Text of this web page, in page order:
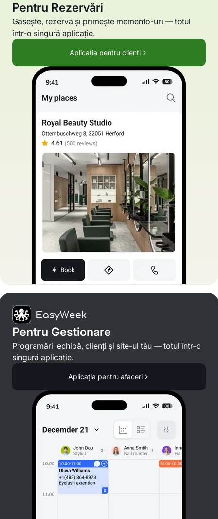
Pentru Rezervări
Găsește, rezervă și primește memento-uri — totul
într-o singură aplicație.
Aplicația pentru clienți
Pentru Gestionare
Programări, echipă, clienți și site-ul tău — totul într-o
singură aplicație.
Aplicația pentru afaceri